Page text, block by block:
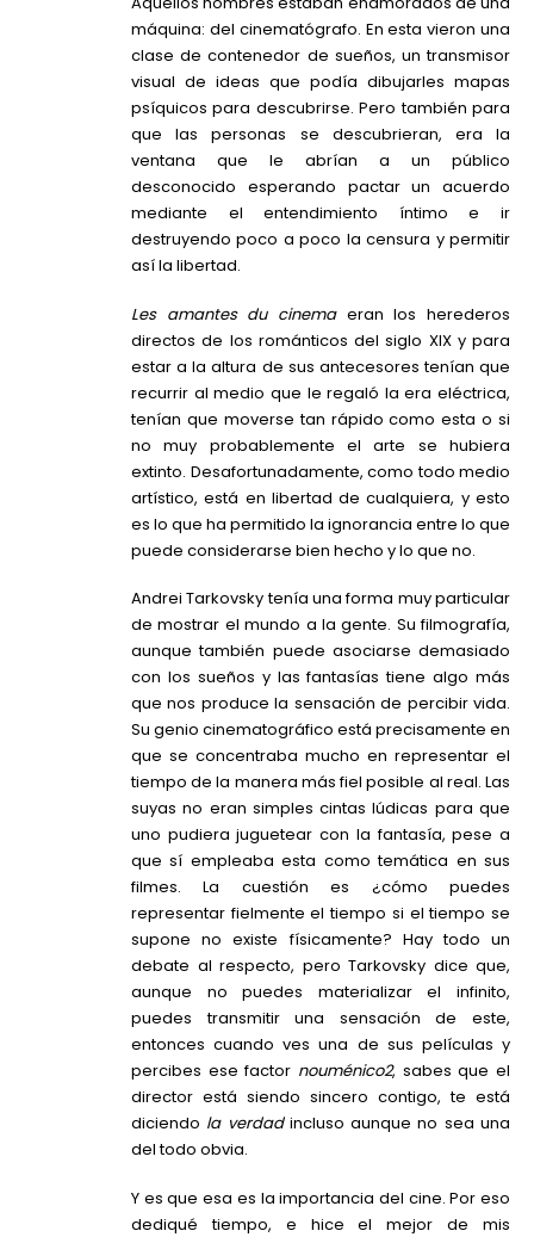
máquina: del cinematógrafo. En esta vieron una
clase de contenedor de sueños, un transmisor
visual de ideas que podía dibujarles mapas
psíquicos para descubrirse. Pero también para
que las personas se descubrieran, era la
ventana que le abrían a un público
desconocido esperando pactar un acuerdo
mediante el entendimiento íntimo e ir
destruyendo poco a poco la censura y permitir
así la libertad.
Les amantes du cinema eran los herederos
directos de los románticos del siglo XIX y para
estar a la altura de sus antecesores tenían que
recurrir al medio que le regaló la era eléctrica,
tenían que moverse tan rápido como esta o si
no muy probablemente el arte se hubiera
extinto. Desafortunadamente, como todo medio
artístico, está en libertad de cualquiera, y esto
es lo que ha permitido la ignorancia entre lo que
puede considerarse bien hecho y lo que no.
Andrei Tarkovsky tenía una forma muy particular
de mostrar el mundo a la gente. Su filmografía,
aunque también puede asociarse demasiado
con los sueños y las fantasías tiene algo más
que nos produce la sensación de percibir vida.
Su genio cinematográfico está precisamente en
que se concentraba mucho en representar el
tiempo de la manera más fiel posible al real. Las
suyas no eran simples cintas lúdicas para que
uno pudiera juguetear con la fantasía, pese a
que sí empleaba esta como temática en sus
filmes. La cuestión es ¿cómo puedes
representar fielmente el tiempo si el tiempo se
supone no existe físicamente? Hay todo un
debate al respecto, pero Tarkovsky dice que,
aunque no puedes materializar el infinito,
puedes transmitir una sensación de este,
entonces cuando ves una de sus películas y
percibes ese factor nouménico2, sabes que el
director está siendo sincero contigo, te está
diciendo la verdad incluso aunque no sea una
del todo obvia.
Y es que esa es la importancia del cine. Por eso
dediqué tiempo, e hice el mejor de mis